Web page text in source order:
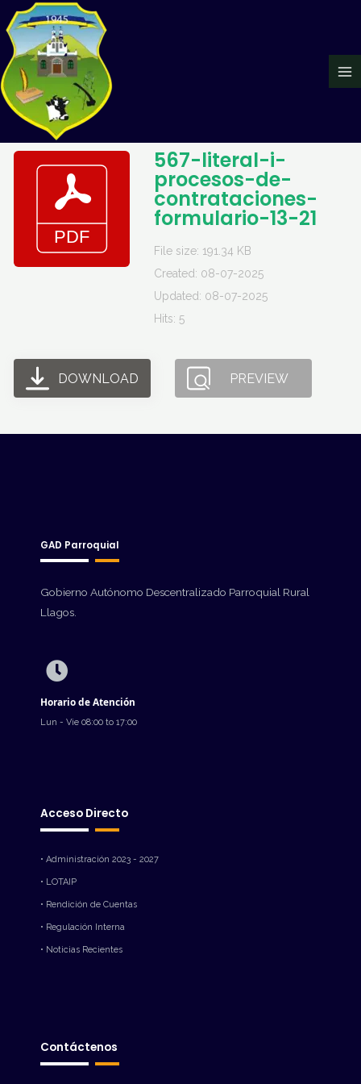
al
contenido
567-literal-i-
procesos-de-
contrataciones-
formulario-13-21
File size: 191.34 KB
Created: 08-07-2025
Updated: 08-07-2025
Hits: 5
DOWNLOAD PREVIEW
GAD Parroquial
Gobierno Autónomo Descentralizado Parroquial Rural
Llagos.
Horario de Atención
Lun - Vie 08:00 to 17:00
Acceso Directo
• Administración 2023 - 2027
• LOTAIP
• Rendición de Cuentas
• Regulación Interna
• Noticias Recientes
Contáctenos